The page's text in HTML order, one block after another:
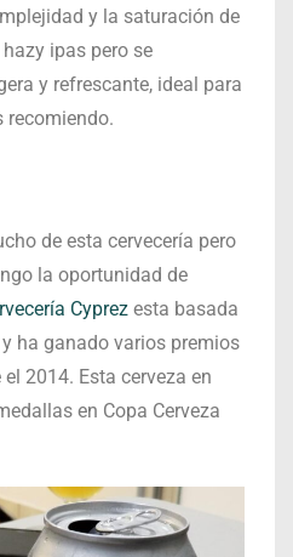
y la saturación de
ipas pero se
y refrescante, ideal para
recomiendo.
de esta cervecería pero
la oportunidad de
Cyprez esta basada
ha ganado varios premios
2014. Esta cerveza en
en Copa Cerveza